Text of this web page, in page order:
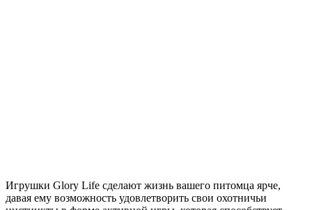
Игрушки Glory Life сделают жизнь вашего питомца ярче,
давая ему возможность удовлетворить свои охотничьи